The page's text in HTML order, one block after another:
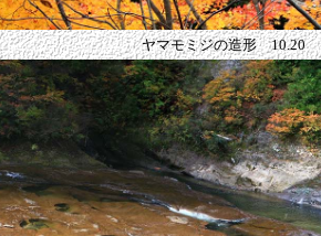
ヤマモミジの造形 10.20